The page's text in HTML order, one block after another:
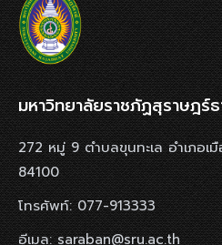
มหาวิทยาลัยราชภัฏสุราษฎร์
272 หมู่ 9 ตำบลขุนทะเล อำเภอเ
84100
โทรศัพท์: 077-913333
อีเมล: saraban@sru.ac.th